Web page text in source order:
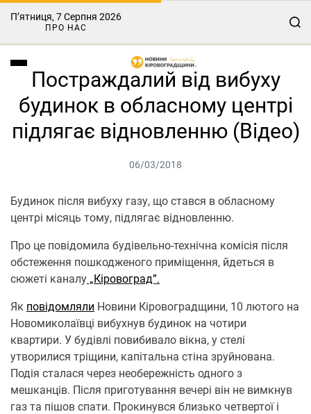
П’ятниця, 7 Серпня 2026
ПРО НАС
Постраждалий від вибуху
будинок в обласному центрі
підлягає відновленню (Відео)
06/03/2018
Будинок після вибуху газу, що стався в обласному
центрі місяць тому, підлягає відновленню.
Про це повідомила будівельно-технічна комісія після
обстеження пошкодженого приміщення, йдеться в
сюжеті каналу „Кіровоград”.
Як повідомляли Новини Кіровоградщини, 10 лютого на
Новомиколаївці вибухнув будинок на чотири
квартири. У будівлі повибивало вікна, у стелі
утворилися тріщини, капітальна стіна зруйнована.
Подія сталася через необережність одного з
мешканців. Після приготування вечері він не вимкнув
газ та пішов спати. Прокинувся близько четвертої і